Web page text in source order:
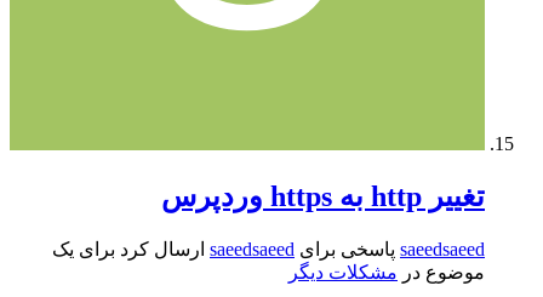
تغییر http به https وردپرس
saeedsaeed پاسخی برای saeedsaeed ارسال کرد برای یک
موضوع در مشکلات دیگر